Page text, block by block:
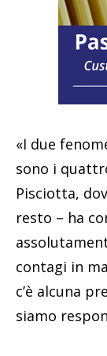
«I due
sono i
Pisciotta,
resto – ha
contagi in
c’è alcuna
siamo